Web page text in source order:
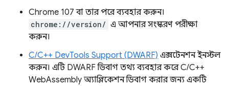
Chrome 107 বা তার পরে ব্যবহার করুন।
chrome://version/ এ আপনার সংস্করণ পরীক্ষা
করুন।
C/C++ DevTools Support (DWARF) এক্সটেনশন ইনস্টল
করুন। এটি DWARF ডিবাগ তথ্য ব্যবহার করে C/C++
WebAssembly অ্যাপ্লিকেশন ডিবাগ করার জন্য একটি